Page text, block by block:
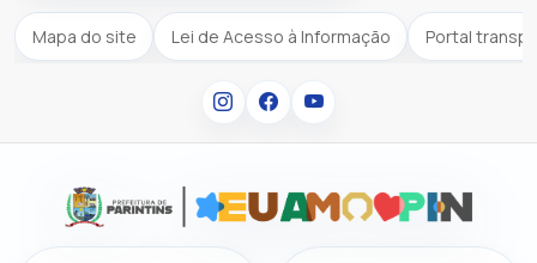
Mapa do site Lei de Acesso à Informação Portal